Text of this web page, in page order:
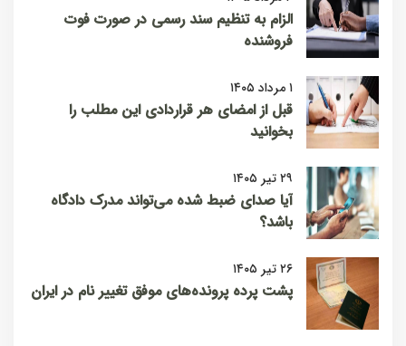
الزام به تنظیم سند رسمی در صورت فوت
فروشنده
۱ مرداد ۱۴۰۵
قبل از امضای هر قراردادی این مطلب را
بخوانید
۲۹ تیر ۱۴۰۵
آیا صدای ضبط شده می‌تواند مدرک دادگاه
باشد؟
۲۶ تیر ۱۴۰۵
پشت پرده پرونده‌های موفق تغییر نام در ایران